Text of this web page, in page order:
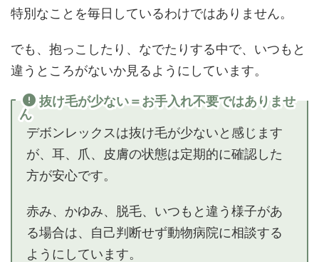
特別なことを毎日しているわけではありません。
でも、抱っこしたり、なでたりする中で、いつもと
違うところがないか見るようにしています。
抜け毛が少ない＝お手入れ不要ではありませ
ん
デボンレックスは抜け毛が少ないと感じます
が、耳、爪、皮膚の状態は定期的に確認した
方が安心です。
赤み、かゆみ、脱毛、いつもと違う様子があ
る場合は、自己判断せず動物病院に相談する
ようにしています。